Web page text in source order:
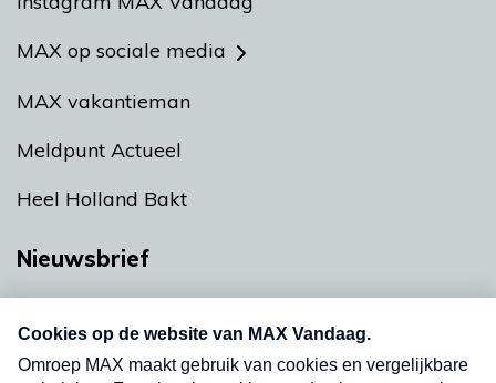
MAX op sociale media
MAX vakantieman
Meldpunt Actueel
Heel Holland Bakt
Nieuwsbrief
nieuwsbrief. Elke vrijdag- en dinsdagochtend in
uw mailbox.